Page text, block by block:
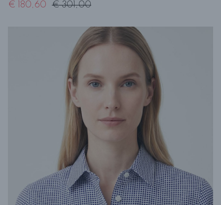
€ 180,60 € 301,00